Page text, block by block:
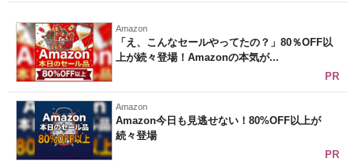
Amazon
「え、こんなセールやってたの？」80％OFF以
上が続々登場！Amazonの本気が...
PR
Amazon
Amazon今日も見逃せない！80%OFF以上が
続々登場
PR